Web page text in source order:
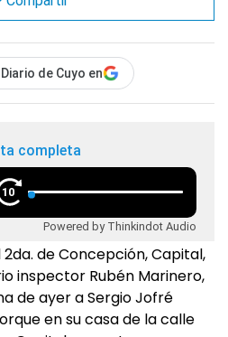
de Cuyo en
completa
10
Powered by Thinkindot Audio
de Concepción, Capital,
inspector Rubén Marinero,
de ayer a Sergio Jofré
en su casa de la calle